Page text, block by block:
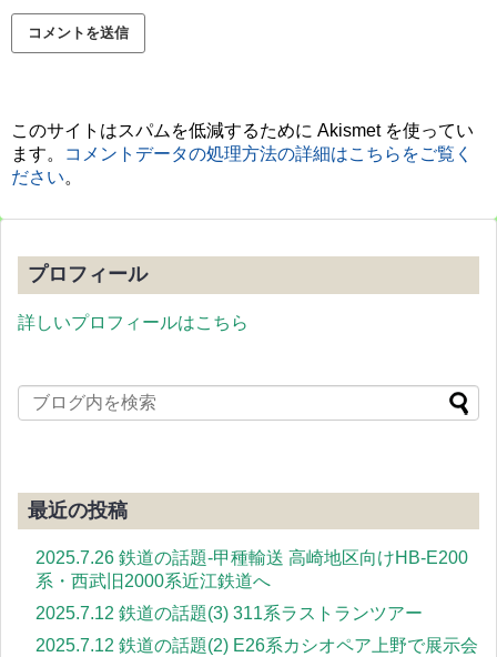
このサイトはスパムを低減するために Akismet を使ってい
ます。
コメントデータの処理方法の詳細はこちらをご覧く
ださい。
プロフィール
詳しいプロフィールはこちら
最近の投稿
2025.7.26 鉄道の話題-甲種輸送 高崎地区向けHB-E200
系・西武旧2000系近江鉄道へ
2025.7.12 鉄道の話題(3) 311系ラストランツアー
2025.7.12 鉄道の話題(2) E26系カシオペア上野で展示会